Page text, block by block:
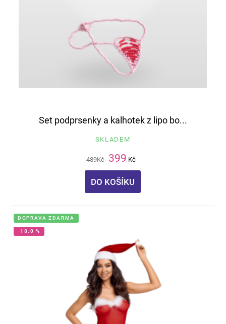
Set podprsenky a kalhotek z lipo bo...
SKLADEM
489Kč 399 Kč
DO KOŠÍKU
DOPRAVA ZDARMA
-18.0 %